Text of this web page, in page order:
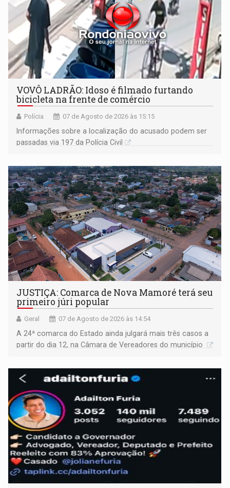
VOVÔ LADRÃO: Idoso é filmado furtando
bicicleta na frente de comércio
Polícia 07 de Agosto de 2026 às 15:15
Informações sobre a localização do acusado podem ser
passadas via 197 da Polícia Civil
JUSTIÇA: Comarca de Nova Mamoré terá seu
primeiro júri popular
Geral 07 de Agosto de 2026 às 14:54
A 24ª comarca do Estado ainda julgará mais três casos a
partir do dia 12, na Câmara de Vereadores do município